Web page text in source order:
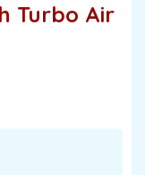
Turbo Air